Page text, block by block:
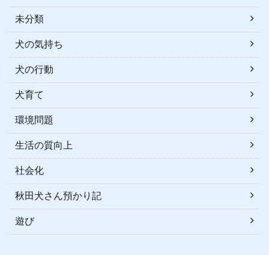
未分類
犬の気持ち
犬の行動
犬育て
環境問題
生活の質向上
社会化
秋田犬さん預かり記
遊び